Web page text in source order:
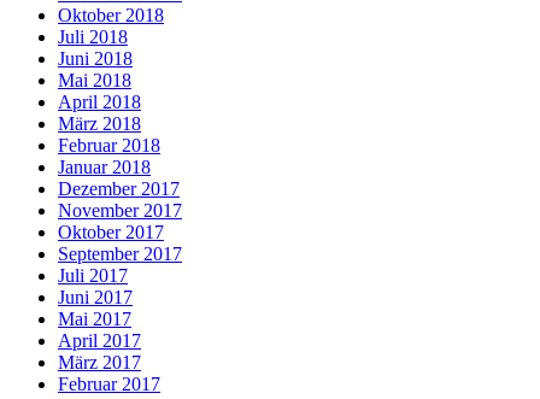
Oktober 2018
Juli 2018
Juni 2018
Mai 2018
April 2018
März 2018
Februar 2018
Januar 2018
Dezember 2017
November 2017
Oktober 2017
September 2017
Juli 2017
Juni 2017
Mai 2017
April 2017
März 2017
Februar 2017